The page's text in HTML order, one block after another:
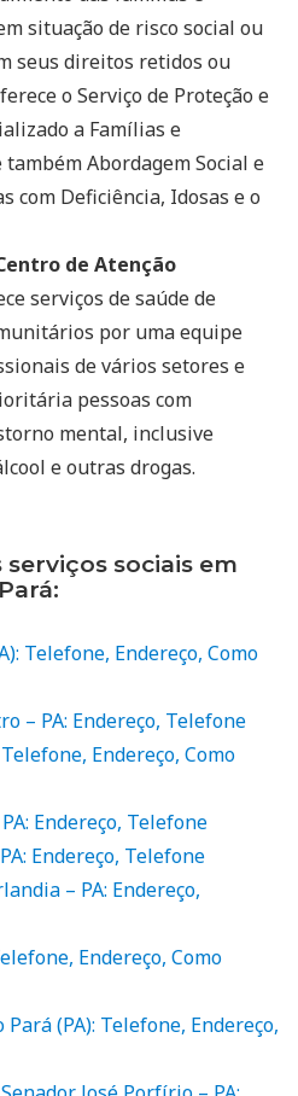
situação de risco social ou
seus direitos retidos ou
o Serviço de Proteção e
a Famílias e
também Abordagem Social e
com Deficiência, Idosas e o
de Atenção
serviços de saúde de
por uma equipe
de vários setores e
pessoas com
mental, inclusive
e outras drogas.
sociais em
Telefone, Endereço, Como
– PA: Endereço, Telefone
Endereço, Como
Endereço, Telefone
Endereço, Telefone
– PA: Endereço,
Endereço, Como
Pará (PA): Telefone, Endereço,